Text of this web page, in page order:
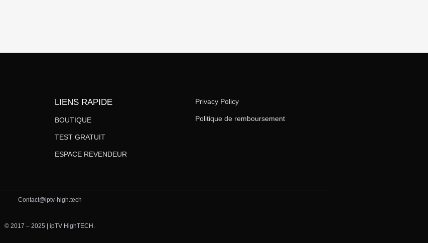
LIENS RAPIDE
BOUTIQUE
TEST GRATUIT
ESPACE REVENDEUR
Privacy Policy
Politique de remboursement
Contact@iptv-high.tech
© 2017 – 2025 | ipTV HighTECH.